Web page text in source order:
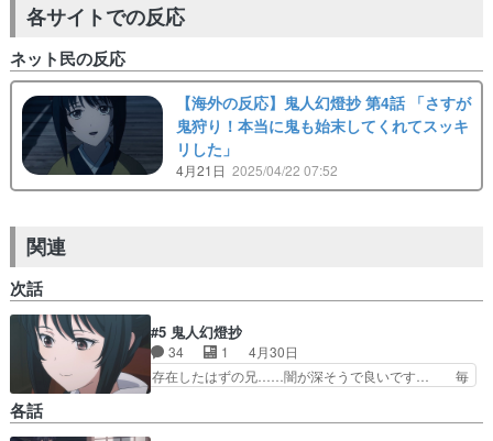
各サイトでの反応
ネット民の反応
【海外の反応】鬼人幻燈抄 第4話 「さすが
鬼狩り！本当に鬼も始末してくれてスッキ
リした」
4月21日 2025/04/22 07:52
関連
次話
#5 鬼人幻燈抄
34 1
4月30日
存在したはずの兄……闇が深そうで良いです… 毎
各話